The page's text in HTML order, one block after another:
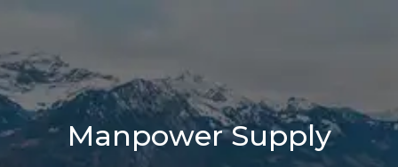
Manpower Supply